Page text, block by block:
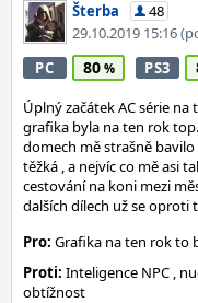
Šterba
48
29.10.2019 15:16
PC 80 PS3
Úplný začátek AC série
grafika byla na ten rok
domech mě strašně
těžká , a nejvíc co mě asi
cestování na koni mezi
dalších dílech už se
Pro: Grafika na ten rok to
Proti: Inteligence NPC ,
obtížnost